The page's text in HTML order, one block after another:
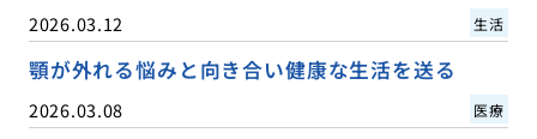
2026.03.12 生活
顎が外れる悩みと向き合い健康な生活を送る
2026.03.08 医療